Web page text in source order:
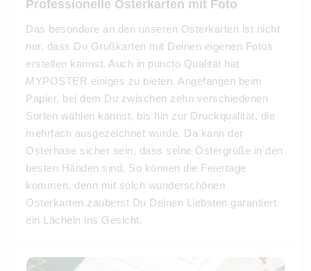
Professionelle Osterkarten mit Foto
Das besondere an den unseren Osterkarten ist nicht
nur, dass Du Grußkarten mit Deinen eigenen Fotos
erstellen kannst. Auch in puncto Qualität hat
MYPOSTER einiges zu bieten. Angefangen beim
Papier, bei dem Du zwischen zehn verschiedenen
Sorten wählen kannst, bis hin zur Druckqualität, die
mehrfach ausgezeichnet wurde. Da kann der
Osterhase sicher sein, dass seine Ostergrüße in den
besten Händen sind. So können die Feiertage
kommen, denn mit solch wunderschönen
Osterkarten zauberst Du Deinen Liebsten garantiert
ein Lächeln ins Gesicht.